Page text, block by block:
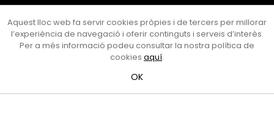
Cultura Mataró
Ajuntament de Mataró
C. de Sant Josep, 9 (Mataró, 08302)
Horari d'obertura: dilluns, dimecres i divendres de 10 a 13 h.
al telèfon al 93 758 23 61
Bústia ciutadana
Aquest lloc web fa servir cookies pròpies i de tercers per millorar
l’experiència de navegació i oferir continguts i serveis d’interès.
Per a més informació podeu consultar la nostra política de
cookies aquí.
OK